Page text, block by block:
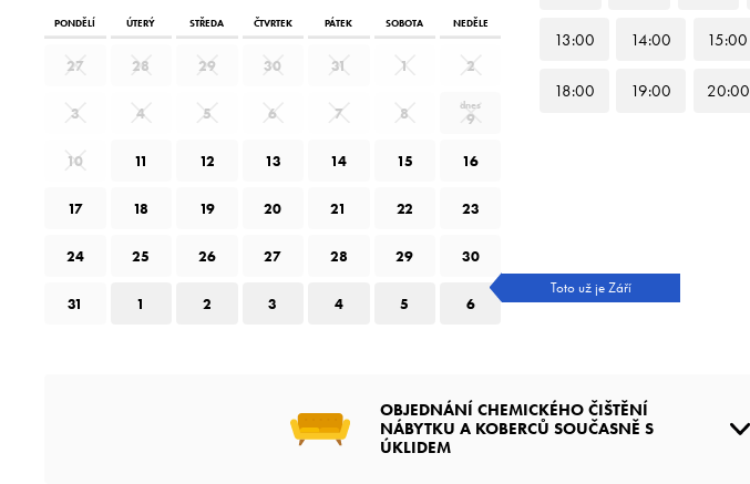
PONDĚLÍ ÚTERÝ STŘEDA ČTVRTEK PÁTEK SOBOTA NEDĚLE
27 28 29 30 31 1 2
3 4 5 6 7 8 dnes
9
10 11 12 13 14 15 16
17 18 19 20 21 22 23
24 25 26 27 28 29 30
31 1 2 3 4 5 6
Toto už je Září
13:00 14:00 15:00
18:00 19:00 20:00
OBJEDNÁNÍ CHEMICKÉHO ČIŠTĚNÍ
NÁBYTKU A KOBERCŮ SOUČASNĚ S
ÚKLIDEM